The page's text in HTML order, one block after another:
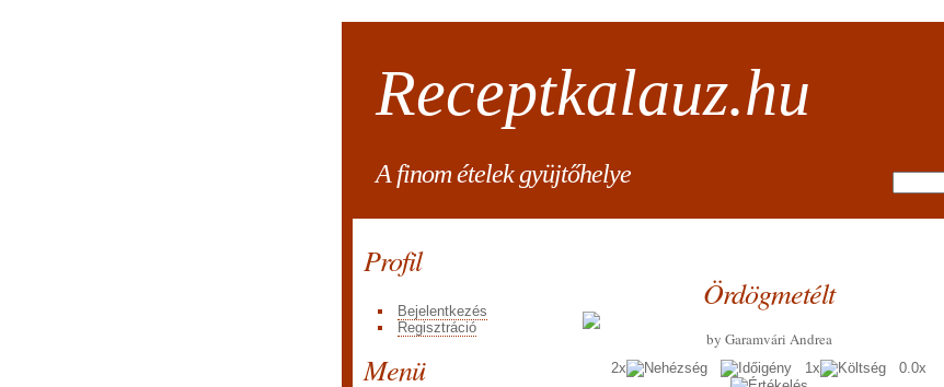
Receptkalauz.hu
A finom ételek gyüjtőhelye
Profil
Bejelentkezés
Regisztráció
Menü
Ördögmetélt
by Garamvári Andrea
2x 1x 0.0x